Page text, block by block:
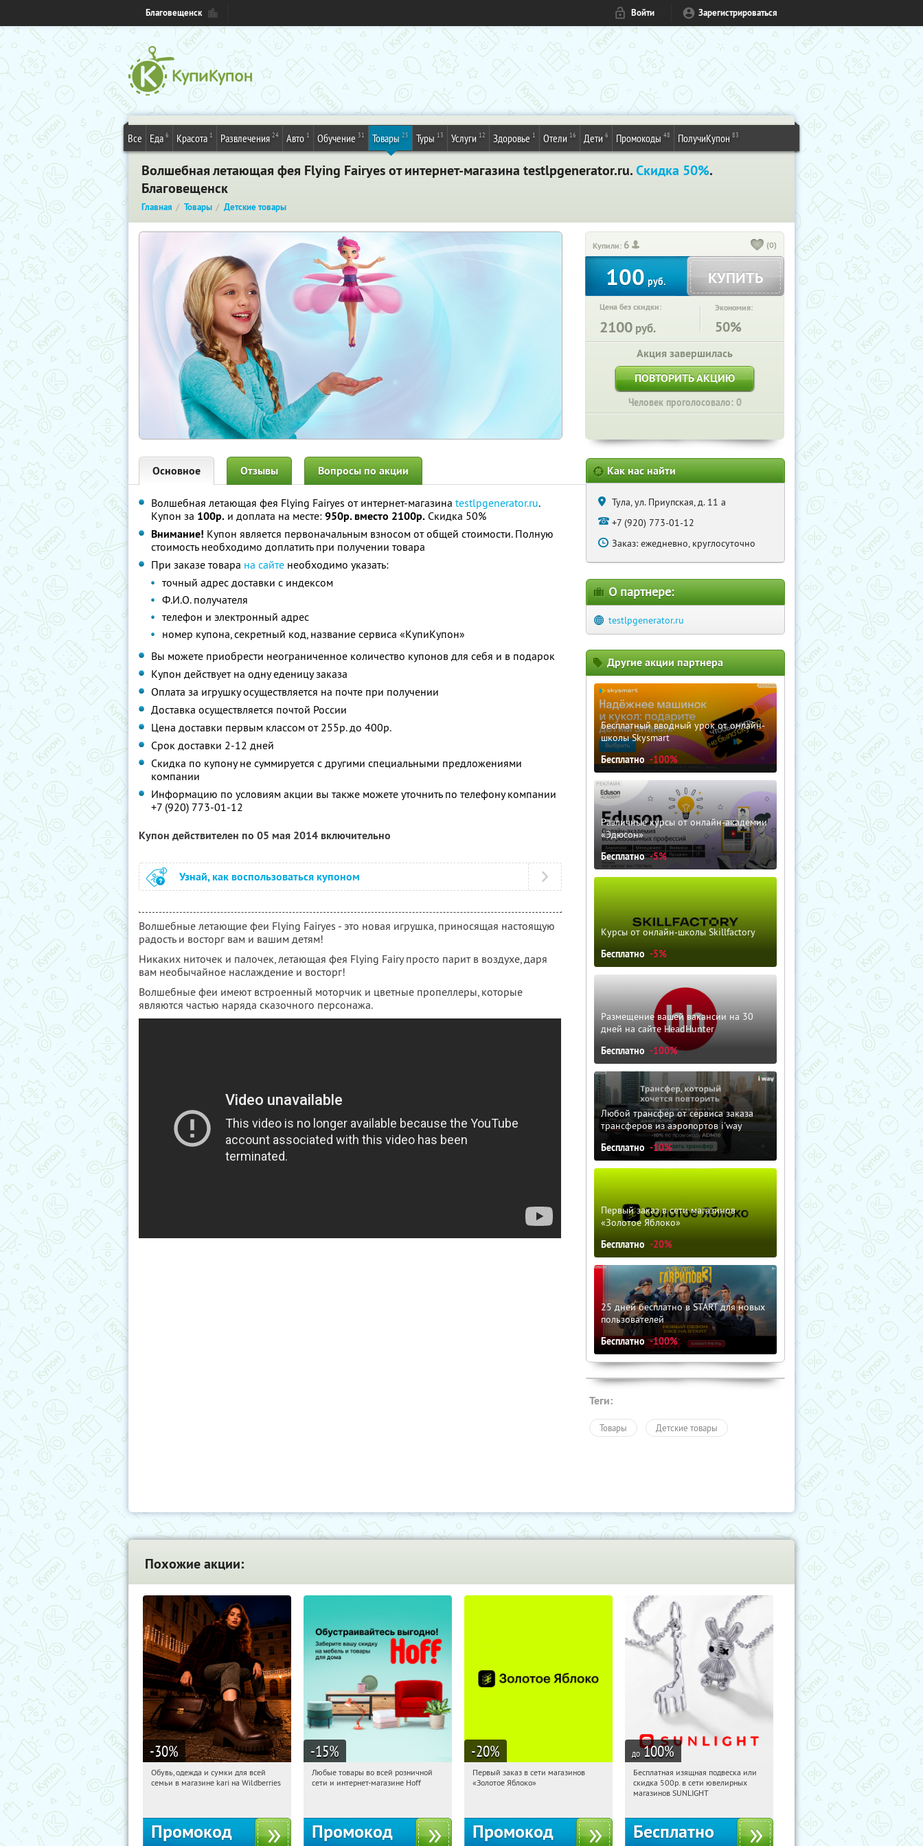
Благовещенск Войти Зарегистрироваться
Все Еда 6 Красота 1 Развлечения 24 Авто 1 Обучение 31 Товары 25 Туры 13 Услуги 12 Здоровье 1 Отели 16 Дети 6 Промокоды 48 ПолучиКупон 83
Волшебная летающая фея Flying Fairyes от интернет-магазина testlpgenerator.ru.Скидка 50%.
Благовещенск
Главная Товары Детские товары
Купили: 6 (0)
100 руб. КУПИТЬ
Цена без скидки:
2100 руб.
Экономия:
50%
Акция завершилась
ПОВТОРИТЬ АКЦИЮ
Человек проголосовало: 0
Основное Отзывы Вопросы по акции
Волшебная летающая фея Flying Fairyes от интернет-магазина testlpgenerator.ru.
Купон за 100р. и доплата на месте: 950р. вместо 2100р. Скидка 50%
Внимание! Купон является первоначальным взносом от общей стоимости. Полную
стоимость необходимо доплатить при получении товара
При заказе товара на сайте необходимо указать:
точный адрес доставки с индексом
Ф.И.О. получателя
телефон и электронный адрес
номер купона, секретный код, название сервиса «КупиКупон»
Вы можете приобрести неограниченное количество купонов для себя и в подарок
Купон действует на одну еденицу заказа
Оплата за игрушку осуществляется на почте при получении
Доставка осуществляется почтой России
Цена доставки первым классом от 255р. до 400р.
Срок доставки 2-12 дней
Скидка по купону не суммируется с другими специальными предложениями
компании
Информацию по условиям акции вы также можете уточнить по телефону компании
+7 (920) 773-01-12
Купон действителен по 05 мая 2014 включительно
Узнай, как воспользоваться купоном
Волшебные летающие феи Flying Fairyes - это новая игрушка, приносящая настоящую
радость и восторг вам и вашим детям!
Никаких ниточек и палочек, летающая фея Flying Fairy просто парит в воздухе, даря
вам необычайное наслаждение и восторг!
Волшебные феи имеют встроенный моторчик и цветные пропеллеры, которые
являются частью наряда сказочного персонажа.
Как нас найти
Тула, ул. Приупская, д. 11 а
+7 (920) 773-01-12
Заказ: ежедневно, круглосуточно
О партнере:
testlpgenerator.ru
Другие акции партнера
Бесплатный вводный урок от онлайн-
школы Skysmart
Бесплатно -100%
Различные курсы от онлайн-академии
«Эдюсон»
Бесплатно -5%
Курсы от онлайн-школы Skillfactory
Бесплатно -5%
Размещение вашей вакансии на 30
дней на сайте HeadHunter
Бесплатно -100%
Любой трансфер от сервиса заказа
трансферов из аэропортов i'way
Бесплатно -10%
Первый заказ в сети магазинов
«Золотое Яблоко»
Бесплатно -20%
25 дней бесплатно в START для новых
пользователей
Бесплатно -100%
Теги:
Товары Детские товары
Похожие акции:
-30%
23:32:51
Получи первым!
Обувь, одежда и сумки для всей
семьи в магазине kari на Wildberries
Промокод
-15%
23:32:51 Получили:
Любые товары во всей розничной
сети и интернет-магазине Hoff
Промокод
-20%
23:32:51
Получи первым!
Первый заказ в сети магазинов
«Золотое Яблоко»
Промокод
до 100%
23:32:51 Получили:
Россия
Бесплатная изящная подвеска или
скидка 500р. в сети ювелирных
магазинов SUNLIGHT
Бесплатно